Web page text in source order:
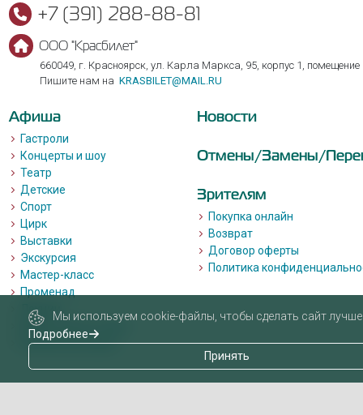
+7 (391) 288-88-81
ООО "Красбилет"
660049, г. Красноярск, ул. Карла Маркса, 95, корпус 1, помещение
Пишите нам на KRASBILET@MAIL.RU
Афиша
Гастроли
Концерты и шоу
Театр
Детские
Спорт
Цирк
Выставки
Экскурсия
Мастер-класс
Променад
Лекции
Квизы, квесты, игры.
Пушкинская карта
Новости
Отмены/Замены/
Зрителям
Покупка онлайн
Возврат
Договор оферты
Политика
Мы используем cookie-файлы, чтобы сделать сайт лучше
Подробнее
Принять